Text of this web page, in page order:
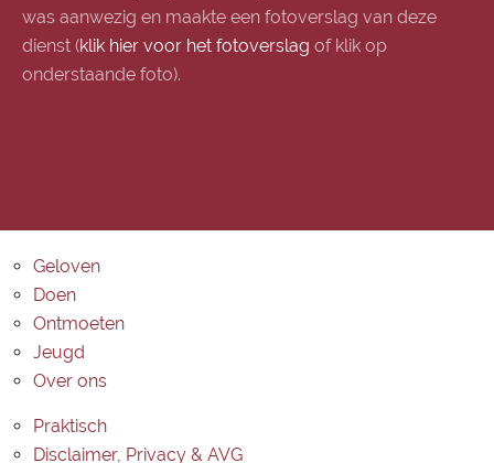
was aanwezig en maakte een fotoverslag van deze
dienst (klik hier voor het fotoverslag of klik op
onderstaande foto).
Geloven
Doen
Ontmoeten
Jeugd
Over ons
Praktisch
Disclaimer, Privacy & AVG